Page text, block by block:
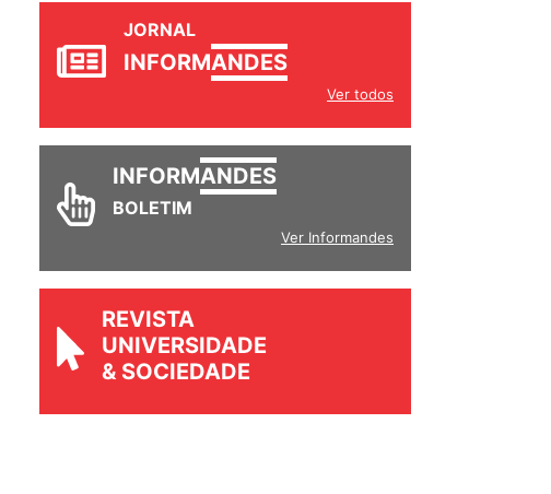
JORNAL
INFORMANDES
Ver todos
INFORMANDES
BOLETIM
Ver Informandes
REVISTA
UNIVERSIDADE
& SOCIEDADE